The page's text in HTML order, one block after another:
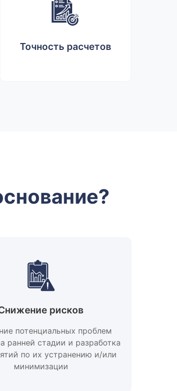
Точность расчетов
рисков
потенциальных проблем
ранней стадии и разработка
по их устранению и/или
минимизации